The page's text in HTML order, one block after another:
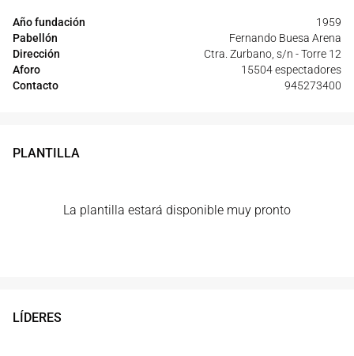
Año fundación
1959
Pabellón
Fernando Buesa Arena
Dirección
Ctra. Zurbano, s/n - Torre 12
Aforo
15504 espectadores
Contacto
945273400
PLANTILLA
La plantilla estará disponible muy pronto
LÍDERES